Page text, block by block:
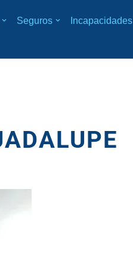
Seguros Incapacidades